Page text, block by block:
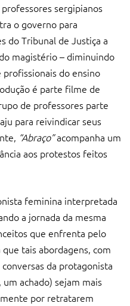
sergipianos
o governo para
do Tribunal de Justiça a
magistério – diminuindo
do ensino
é parte filme de
de professores parte
para reivindicar seus
“Abraço”acompanha um
aos protestos feitos
feminina interpretada
a jornada da mesma
que enfrenta pelo
tais abordagens, com
da protagonista
, um achado) sejam mais
por retratarem